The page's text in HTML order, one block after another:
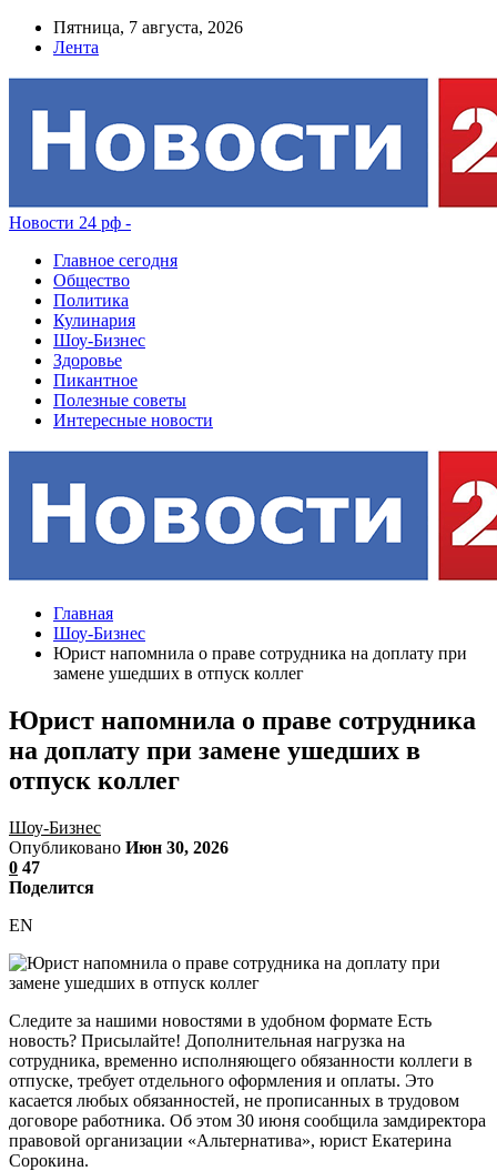
Пятница, 7 августа, 2026
Лента
Новости 24 рф -
Главное сегодня
Общество
Политика
Кулинария
Шоу-Бизнес
Здоровье
Пикантное
Полезные советы
Интересные новости
Главная
Шоу-Бизнес
Юрист напомнила о праве сотрудника на доплату при
замене ушедших в отпуск коллег
Юрист напомнила о праве сотрудника
на доплату при замене ушедших в
отпуск коллег
Шоу-Бизнес
Опубликовано Июн 30, 2026
0 47
Поделится
EN
Следите за нашими новостями в удобном формате Есть
новость? Присылайте! Дополнительная нагрузка на
сотрудника, временно исполняющего обязанности коллеги в
отпуске, требует отдельного оформления и оплаты. Это
касается любых обязанностей, не прописанных в трудовом
договоре работника. Об этом 30 июня сообщила замдиректора
правовой организации «Альтернатива», юрист Екатерина
Сорокина.